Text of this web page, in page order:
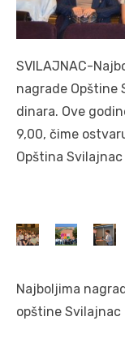
SVILAJNAC-
nagrade Opštine
dinara. Ove
9,00, čime
Opština
Najboljima
opštine Svilajnac